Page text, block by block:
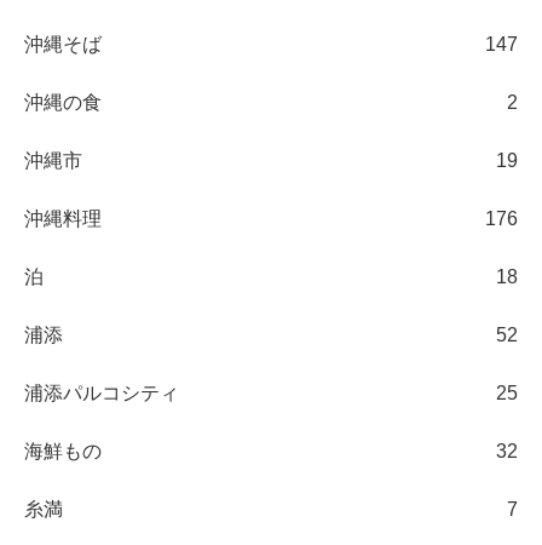
沖縄そば 147
沖縄の食 2
沖縄市 19
沖縄料理 176
泊 18
浦添 52
浦添パルコシティ 25
海鮮もの 32
糸満 7